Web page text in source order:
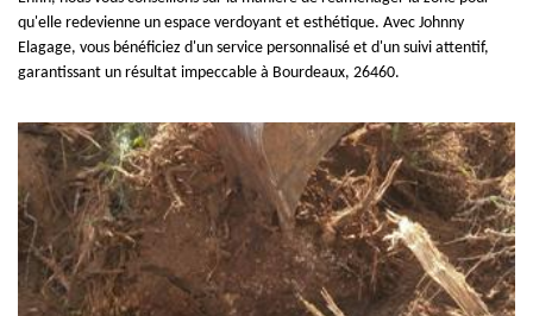
qu'elle redevienne un espace verdoyant et esthétique. Avec Johnny
Elagage, vous bénéficiez d'un service personnalisé et d'un suivi attentif,
garantissant un résultat impeccable à Bourdeaux, 26460.